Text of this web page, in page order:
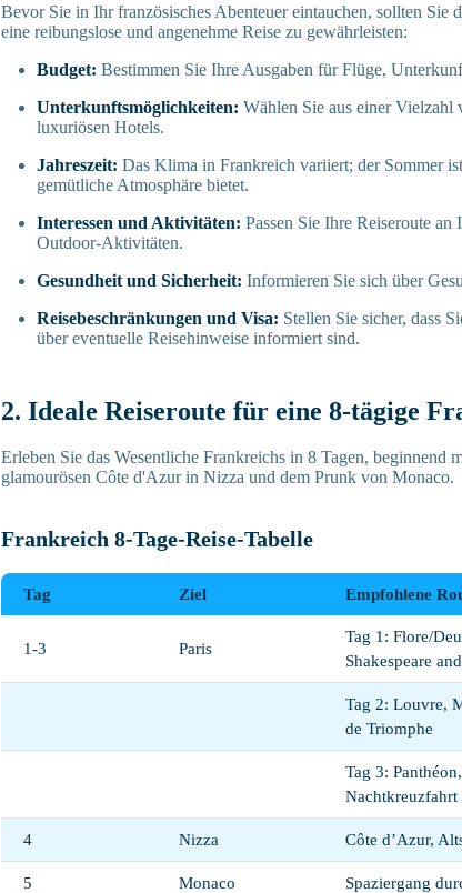
Bevor Sie in Ihr französisches Abenteuer eintauchen, sollten Sie
eine reibungslose und angenehme Reise zu gewährleisten:
Budget: Bestimmen Sie Ihre Ausgaben für Flüge,
Unterkunftsmöglichkeiten: Wählen Sie aus einer Vielzahl
luxuriösen Hotels.
Jahreszeit: Das Klima in Frankreich variiert; der Sommer
gemütliche Atmosphäre bietet.
Interessen und Aktivitäten: Passen Sie Ihre Reiseroute an
Outdoor-Aktivitäten.
Gesundheit und Sicherheit: Informieren Sie sich über
Reisebeschränkungen und Visa: Stellen Sie sicher, dass
über eventuelle Reisehinweise informiert sind.
2. Ideale Reiseroute für eine 8-tägige
Erleben Sie das Wesentliche Frankreichs in 8 Tagen, beginnend
glamourösen Côte d'Azur in Nizza und dem Prunk von Monaco.
Frankreich 8-Tage-Reise-Tabelle
Tag Ziel Empfohlene
1-3 Paris
Tag 1: Flore/
Shakespeare
Tag 2: Louvre,
de Triomphe
Tag 3:
Nachtkreuzfahrt
4 Nizza Côte d’Azur,
5 Monaco Spaziergang